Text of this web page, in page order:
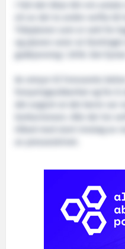
I fall det ikkje blir ein avtale
eit av dei to andre verfta
Tidsplanen som er sett for
og planen seier at
godkjenning i 2018. Det
Av omsyn til Forsvarets
forsyningssikkerhet og for å
det avgjort at det berre var
konkurransen. Alle dei tre
tilbod med stort innslag av